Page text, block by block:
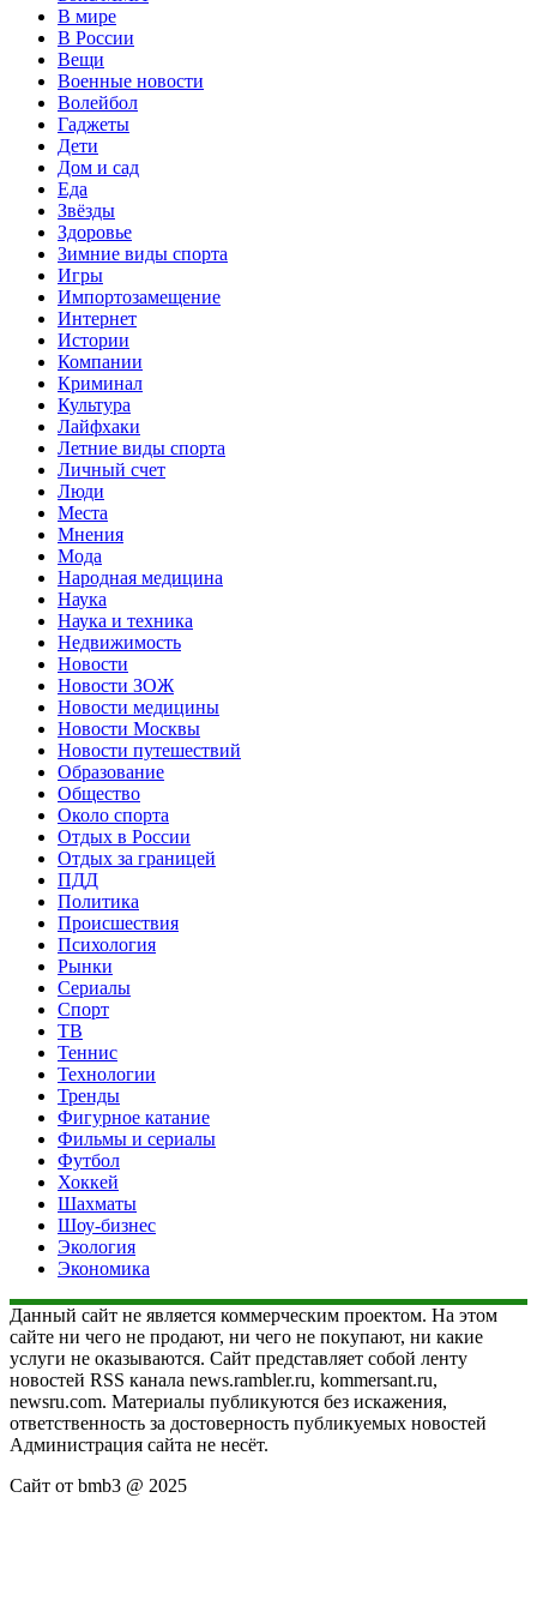
В мире
В России
Вещи
Военные новости
Волейбол
Гаджеты
Дети
Дом и сад
Еда
Звёзды
Здоровье
Зимние виды спорта
Игры
Импортозамещение
Интернет
Истории
Компании
Криминал
Культура
Лайфхаки
Летние виды спорта
Личный счет
Люди
Места
Мнения
Мода
Народная медицина
Наука
Наука и техника
Недвижимость
Новости
Новости ЗОЖ
Новости медицины
Новости Москвы
Новости путешествий
Образование
Общество
Около спорта
Отдых в России
Отдых за границей
ПДД
Политика
Происшествия
Психология
Рынки
Сериалы
Спорт
ТВ
Теннис
Технологии
Тренды
Фигурное катание
Фильмы и сериалы
Футбол
Хоккей
Шахматы
Шоу-бизнес
Экология
Экономика
Данный сайт не является коммерческим проектом. На этом
сайте ни чего не продают, ни чего не покупают, ни какие
услуги не оказываются. Сайт представляет собой ленту
новостей RSS канала news.rambler.ru, kommersant.ru,
newsru.com. Материалы публикуются без искажения,
ответственность за достоверность публикуемых новостей
Администрация сайта не несёт.
Сайт от bmb3 @ 2025